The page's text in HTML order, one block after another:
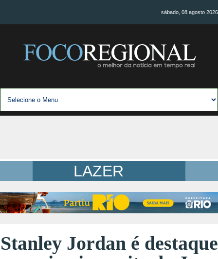
sábado, 08 agosto 2026
LAZER
Stanley Jordan é destaque